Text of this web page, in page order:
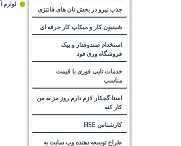
لوازم
جذب نیرو در بخش نان های فانتزی
شینیون کار و میکاپ کار حرفه ای
استخدام صندوقدار و پیک
فروشگاه وری فود
خدمات تایپ فوری با قیمت
مناسب
استا گجکار لازم دارم روز مز به من
کار کنه
کارشناس HSE
طراح توسعه دهنده وب سایت به